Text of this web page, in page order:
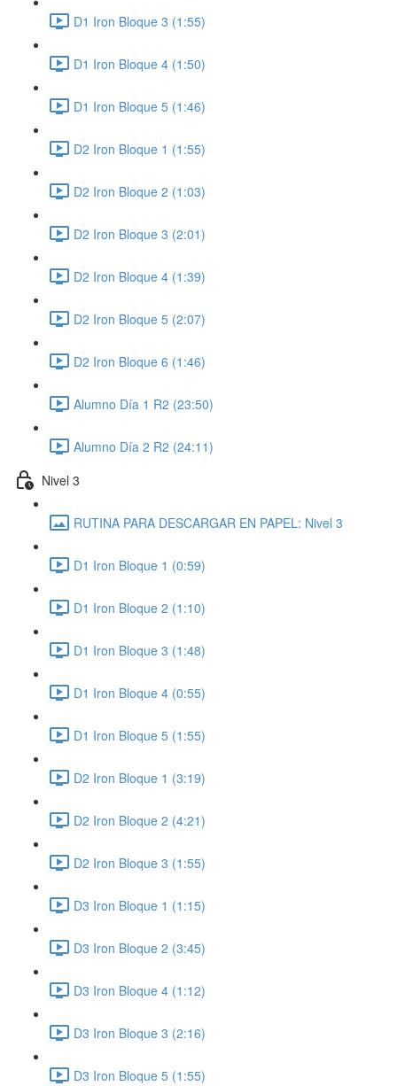
D1 Iron Bloque 3 (1:55)
D1 Iron Bloque 4 (1:50)
D1 Iron Bloque 5 (1:46)
D2 Iron Bloque 1 (1:55)
D2 Iron Bloque 2 (1:03)
D2 Iron Bloque 3 (2:01)
D2 Iron Bloque 4 (1:39)
D2 Iron Bloque 5 (2:07)
D2 Iron Bloque 6 (1:46)
Alumno Día 1 R2 (23:50)
Alumno Día 2 R2 (24:11)
Nivel 3
RUTINA PARA DESCARGAR EN PAPEL: Nivel 3
D1 Iron Bloque 1 (0:59)
D1 Iron Bloque 2 (1:10)
D1 Iron Bloque 3 (1:48)
D1 Iron Bloque 4 (0:55)
D1 Iron Bloque 5 (1:55)
D2 Iron Bloque 1 (3:19)
D2 Iron Bloque 2 (4:21)
D2 Iron Bloque 3 (1:55)
D3 Iron Bloque 1 (1:15)
D3 Iron Bloque 2 (3:45)
D3 Iron Bloque 4 (1:12)
D3 Iron Bloque 3 (2:16)
D3 Iron Bloque 5 (1:55)